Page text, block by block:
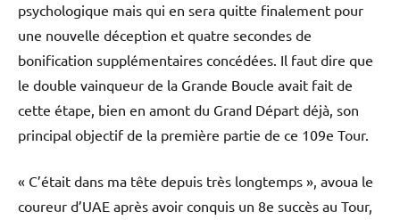
psychologique mais qui en sera quitte finalement pour
une nouvelle déception et quatre secondes de
bonification supplémentaires concédées. Il faut dire que
le double vainqueur de la Grande Boucle avait fait de
cette étape, bien en amont du Grand Départ déjà, son
principal objectif de la première partie de ce 109e Tour.
« C’était dans ma tête depuis très longtemps », avoua le
coureur d’UAE après avoir conquis un 8e succès au Tour,